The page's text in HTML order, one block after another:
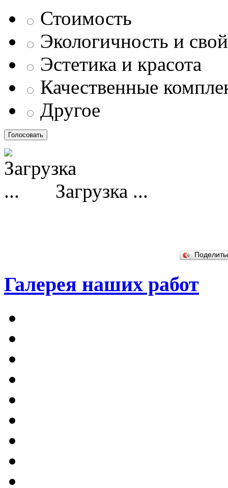
Стоимость
Экологичность и
Эстетика и красота
Качественные
Другое
Загрузка ...
Галерея наших работ